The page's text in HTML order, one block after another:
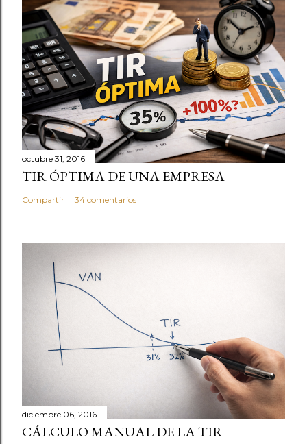
a
r
u
n
c
o
m
e
n
t
octubre 31, 2016
TIR ÓPTIMA DE UNA EMPRESA
Compartir 34 comentarios
diciembre 06, 2016
CÁLCULO MANUAL DE LA TIR